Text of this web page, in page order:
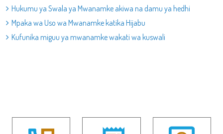
Hukumu ya Swala ya Mwanamke akiwa na damu ya hedhi
Mpaka wa Uso wa Mwanamke katika Hijabu
Kufunika miguu ya mwanamke wakati wa kuswali